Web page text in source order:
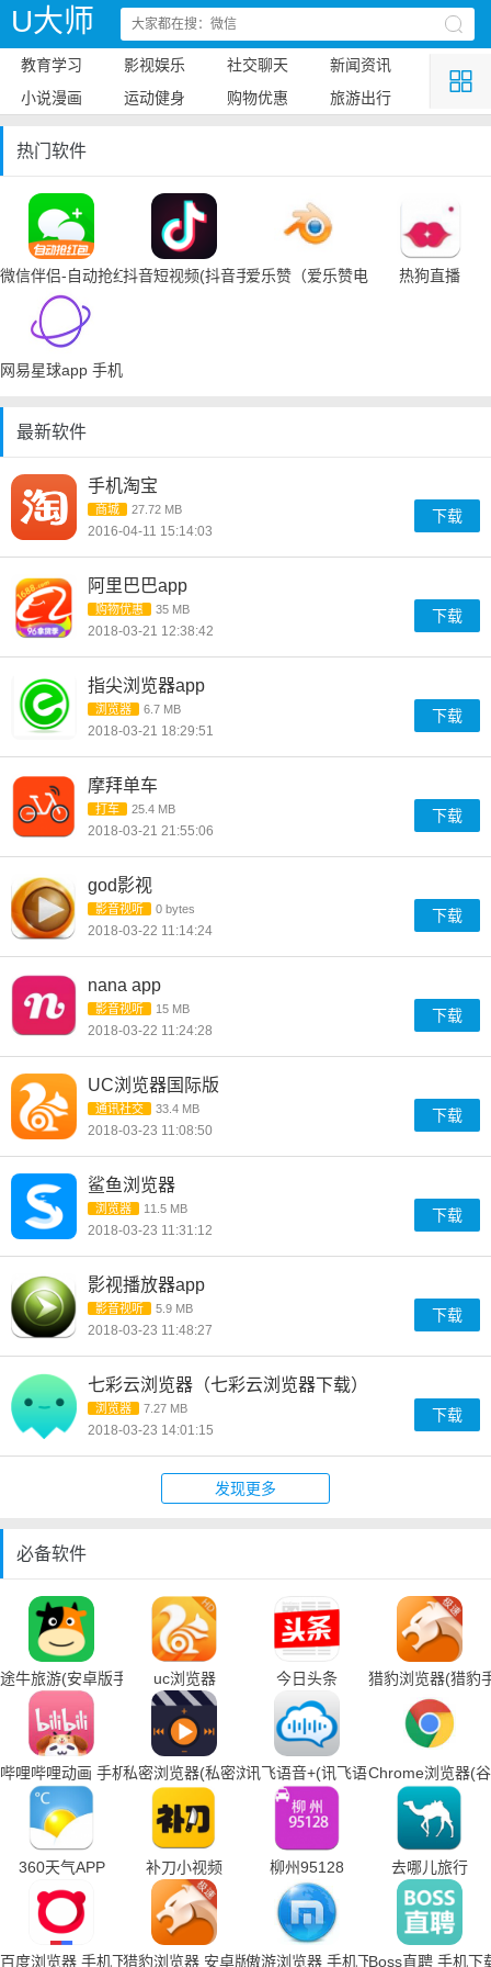
U大师
教育学习 影视娱乐 社交聊天
新闻资讯
小说漫画
运动健身 购物优惠 旅游出行
热门软件
微信伴侣-自动抢红包抖音短视频(抖音手机下载)爱乐赞（爱乐赞电脑手机下载）
热狗直播
网易星球app 手机下载
最新软件
手机淘宝
商城 27.72 MB
2016-04-11 15:14:03
下载
阿里巴巴app
购物优惠 35 MB
2018-03-21 12:38:42
下载
指尖浏览器app
浏览器 6.7 MB
2018-03-21 18:29:51
下载
摩拜单车
打车 25.4 MB
2018-03-21 21:55:06
下载
god影视
影音视听 0 bytes
2018-03-22 11:14:24
下载
nana app
影音视听 15 MB
2018-03-22 11:24:28
下载
UC浏览器国际版
通讯社交 33.4 MB
2018-03-23 11:08:50
下载
鲨鱼浏览器
浏览器 11.5 MB
2018-03-23 11:31:12
下载
影视播放器app
影音视听 5.9 MB
2018-03-23 11:48:27
下载
七彩云浏览器（七彩云浏览器下载）
浏览器 7.27 MB
2018-03-23 14:01:15
下载
发现更多
必备软件
途牛旅游(安卓版手机下载)uc浏览器 今日头条 猎豹浏览器(猎豹
哔哩哔哩动画 手机下载私密浏览器(私密浏览器手机下载)讯飞语音+(讯飞语音输入法手机下
Chrome浏览器(
360天气APP 补刀小视频 柳州95128 去哪儿旅行
百度浏览器 手机下载猎豹浏览器 安卓版傲游浏览器 手机下载Boss直聘 手机下